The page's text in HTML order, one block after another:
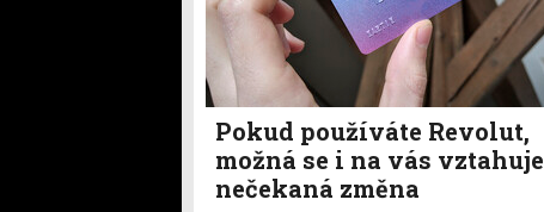
Pokud používáte Revolut,
možná se i na vás vztahuje
nečekaná změna